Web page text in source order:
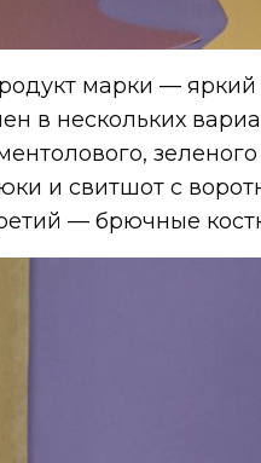
марки —
в нескольких
и свитшот с
— брючные